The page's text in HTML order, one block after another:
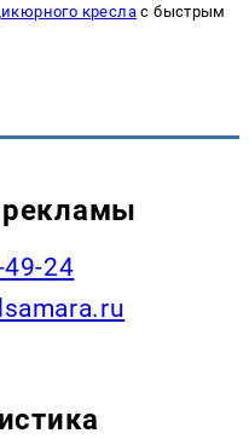
креслас быстрым
24